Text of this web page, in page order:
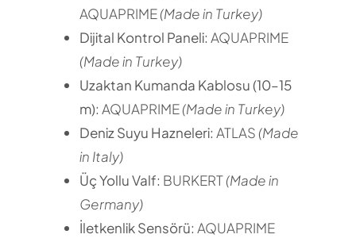
AQUAPRIME(Made in Turkey)
Dijital Kontrol Paneli: AQUAPRIME
(Made in Turkey)
Uzaktan Kumanda Kablosu (10–15
m): AQUAPRIME(Made in Turkey)
Deniz Suyu Hazneleri: ATLAS (Made
in Italy)
Üç Yollu Valf: BURKERT(Made in
Germany)
İletkenlik Sensörü: AQUAPRIME